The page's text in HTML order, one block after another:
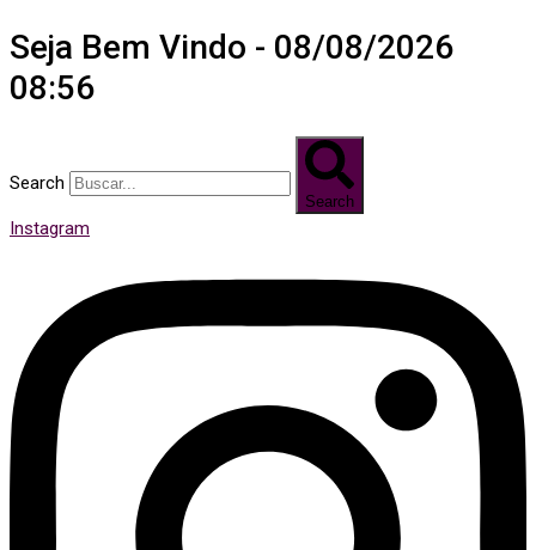
Seja Bem Vindo - 08/08/2026
08:56
Search
Search
Instagram